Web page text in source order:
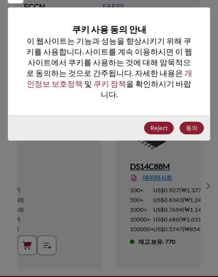
ECCN EAR99
추천 대체 제품
)
₩1,240)
₩1,143)
)
)
DS14C88M
데이터시트
100+
US$0.927(₩1,377
500+
US$0.8343(₩1,240
1000+
US$0.7694(₩1,143
10000+ US$0.686(₩1,019
100000+US$0.5747(₩854)
재고 보유: 770
쿠키 사용 동의 안내
이 웹사이트는 기능과 성능을 향상시키기 위해 쿠
키를 사용합니다. 사이트를 계속 이용하시면 이 웹
사이트에서 쿠키를 사용하는 것에 대해 암묵적으
로 동의하는 것으로 간주됩니다. 자세한 내용은 개
인정보 보호정책 및 쿠키 정책을 확인하시기 바랍
니다.
Reject 동의